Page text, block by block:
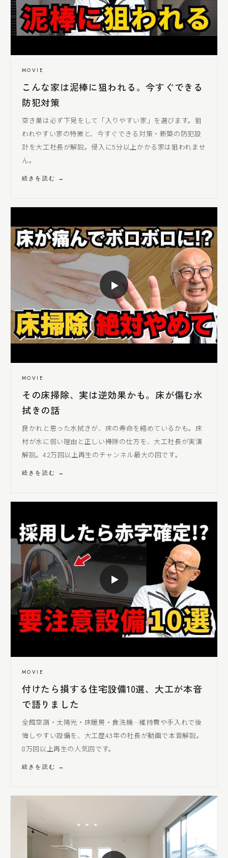
MOVIE
こんな家は泥棒に狙われる。今すぐできる
防犯対策
空き巣は必ず下見をして「入りやすい家」を選びます。狙
われやすい家の特徴と、今すぐできる対策・新築の防犯設
計を大工社長が解説。侵入に5分以上かかる家は狙われませ
ん。
続きを読む →
▶
MOVIE
その床掃除、実は逆効果かも。床が傷む水
拭きの話
良かれと思った水拭きが、床の寿命を縮めているかも。床
材が水に弱い理由と正しい掃除の仕方を、 大工社長が実演
解説。42万回以上再生のチャンネル最大の回です。
続きを読む →
▶
MOVIE
付けたら損する住宅設備10選、大工が本音
で語りました
全館空調・太陽光・床暖房・食洗機…維持費や手入れで後
悔しやすい設備を、大工歴43年の社長が動画で本音解説。
8万回以上再生の人気回です。
続きを読む →